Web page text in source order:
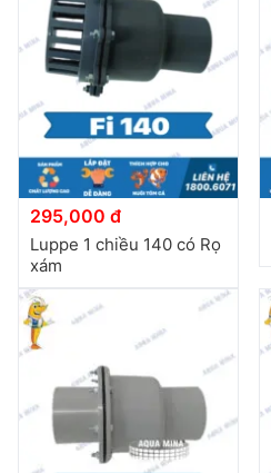
295,000 đ
Luppe 1 chiều 140 có Rọ
xám